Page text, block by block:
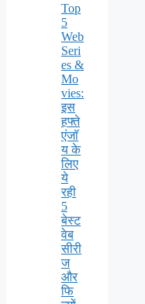
Top
5
Web
Seri
es &
Mo
vies:
इस
हफ्ते
एंजॉ
य के
लिए
ये
रही
5
बेस्ट
वेब
सीरी
ज
और
फि